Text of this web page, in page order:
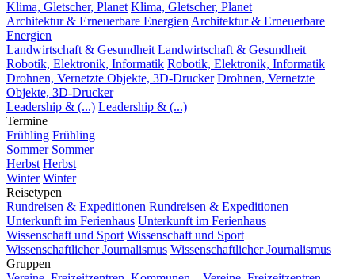
Klima, Gletscher, Planet Klima, Gletscher, Planet
Architektur & Erneuerbare Energien Architektur & Erneuerbare
Energien
Landwirtschaft & Gesundheit Landwirtschaft & Gesundheit
Robotik, Elektronik, Informatik Robotik, Elektronik, Informatik
Drohnen, Vernetzte Objekte, 3D-Drucker Drohnen, Vernetzte
Objekte, 3D-Drucker
Leadership & (...) Leadership & (...)
Termine
Frühling Frühling
Sommer Sommer
Herbst Herbst
Winter Winter
Reisetypen
Rundreisen & Expeditionen Rundreisen & Expeditionen
Unterkunft im Ferienhaus Unterkunft im Ferienhaus
Wissenschaft und Sport Wissenschaft und Sport
Wissenschaftlicher Journalismus Wissenschaftlicher Journalismus
Gruppen